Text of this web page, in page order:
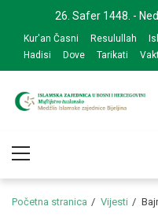
navigation
content
26. Safer 1448. -
Kur'an Časni Resulullah
Hadisi
Dove Tarikati
Menu
Početna stranica Vijesti